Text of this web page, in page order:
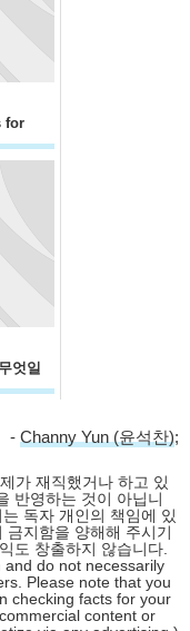
for
엇일
- Channy Yun (윤석찬);
가 재직했거나 하고 있
반영하는 것이 아닙니
독자 개인의 책임에 있
금지함을 양해해 주시기
도 창출하지 않습니다.
do not necessarily
Please note that you
checking facts for your
content or